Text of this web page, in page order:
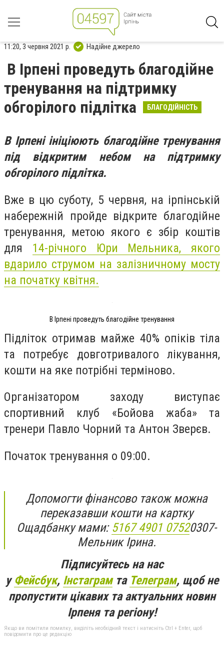
11:20, 3 червня 2021 р. Надійне джерело
В Ірпені проведуть благодійне
тренування на підтримку
обгорілого підлітка
БЛАГОДІЙНІСТЬ
В Ірпені ініціюють благодійне тренування
під відкритим небом на підтримку
обгорілого підлітка.
Вже в цю суботу, 5 червня, на ірпінській
набережній пройде відкрите благодійне
тренування, метою якого є збір коштів
для 14-річного Юри Мельника, якого
вдарило струмом на залізничному мосту
на початку квітня.
В Ірпені проведуть благодійне тренування
Підліток отримав майже 40% опіків тіла
та потребує довготривалого лікування,
кошти на яке потрібні терміново.
Організатором заходу виступає
спортивний клуб «Бойова жаба» та
тренери Павло Чорний та Антон Зверєв.
Початок тренування о 09:00.
Допомогти фінансово також можна
переказавши кошти на картку
Ощадбанку мами: 5167 4901 07520307-
Мельник Ірина.
Підписуйтесь на нас
уФейсбук, Інстаграмта Телеграм, щоб не
пропустити цікавих та актуальних новин
Ірпеня та регіону!
Якщо ви помітили помилку, виділіть необхідний текст і натисніть Ctrl + Enter, щоб
повідомити про це редакцію